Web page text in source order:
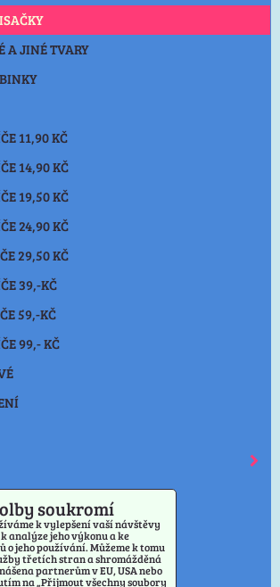
A JINÉ TVARY
11,90 KČ
14,90 KČ
19,50 KČ
24,90 KČ
29,50 KČ
39,-KČ
59,-KČ
99,- KČ
soukromí
k vylepšení vaší návštěvy
analýze jeho výkonu a ke
o jeho používání. Můžeme k tomu
třetích stran a shromážděná
partnerům v EU, USA nebo
na „Přijmout všechny soubory